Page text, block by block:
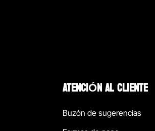
ATENCIÓN AL CLIENTE
Buzón de sugerencias